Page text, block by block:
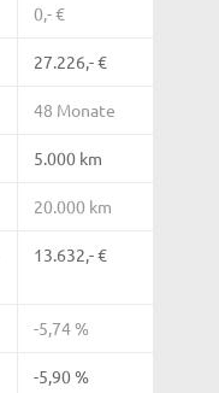
0,- €
27.226,- €
48 Monate
5.000 km
20.000 km
13.632,- €
-5,74 %
-5,90 %